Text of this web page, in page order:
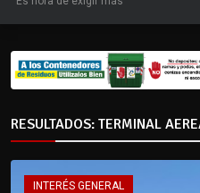
RESULTADOS: TERMINAL
INTERÉS GENERAL